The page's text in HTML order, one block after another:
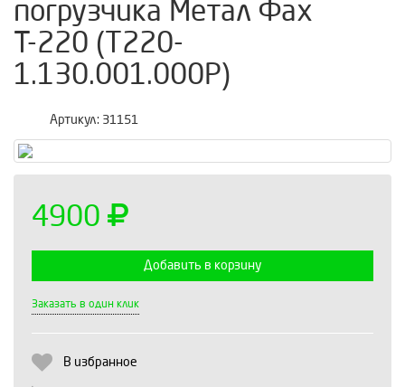
погрузчика Метал Фах
Т-220 (T220-
1.130.001.000P)
Артикул: 31151
4900
Добавить в корзину
Заказать в один клик
В избранное